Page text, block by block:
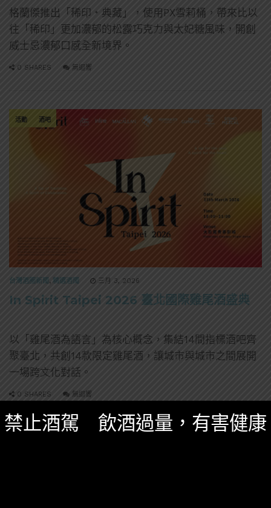
格蘭傑推出「稀印‧典藏」，使用PX雪莉桶，帶來比以
往「稀印」更加濃郁的松露巧克力與太妃糖風味，開創
威士忌濃郁口感全新境界。
0 SHARES 無迴響
活動 酒吧
台灣酒圈新聞 , 精選酒聞 三月 3, 2026
In Spirit Taipei 2026 臺北國際雞尾酒盛典
以「雞尾酒為語言」為核心概念，集結14間指標酒吧齊
聚臺北，共創14款限定雞尾酒，讓城市與城市之間展開
一場跨文化對話。
0 SHARES 無迴響
禁止酒駕 飲酒過量，有害健康